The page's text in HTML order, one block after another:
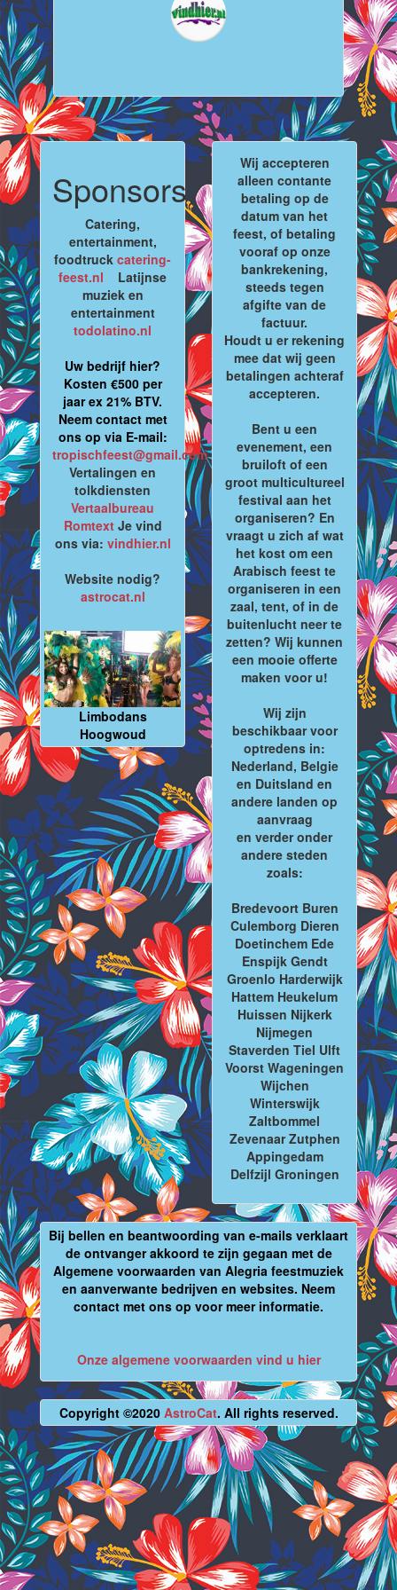
Sponsors
Catering,
entertainment,
foodtruck catering-
feest.nl Latijnse
muziek en
entertainment
todolatino.nl
Uw bedrijf hier?
Kosten €500 per
jaar ex 21% BTV.
Neem contact met
ons op via E-mail:
tropischfeest@gmail.com
Vertalingen en
tolkdiensten
Vertaalbureau
RomtextJe vind
ons via: vindhier.nl
Website nodig?
astrocat.nl
Limbodans
Hoogwoud
Wij accepteren
alleen contante
betaling op de
datum van het
feest, of betaling
vooraf op onze
bankrekening,
steeds tegen
afgifte van de
factuur.
Houdt u er rekening
mee dat wij geen
betalingen achteraf
accepteren.
Bent u een
evenement, een
bruiloft of een
groot multicultureel
festival aan het
organiseren? En
vraagt u zich af wat
het kost om een
Arabisch feest te
organiseren in een
zaal, tent, of in de
buitenlucht neer te
zetten? Wij kunnen
een mooie offerte
maken voor u!
Wij zijn
beschikbaar voor
optredens in:
Nederland, Belgie
en Duitsland en
andere landen op
aanvraag
en verder onder
andere steden
zoals:
Bredevoort Buren
Culemborg Dieren
Doetinchem Ede
Enspijk Gendt
Groenlo Harderwijk
Hattem Heukelum
Huissen Nijkerk
Nijmegen
Staverden Tiel Ulft
Voorst Wageningen
Wijchen
Winterswijk
Zaltbommel
Zevenaar Zutphen
Appingedam
Delfzijl Groningen
Bij bellen en beantwoording van e-mails verklaart
de ontvanger akkoord te zijn gegaan met de
Algemene voorwaarden van Alegria feestmuziek
en aanverwante bedrijven en websites. Neem
contact met ons op voor meer informatie.
Onze algemene voorwaarden vind u hier
Copyright ©2020 AstroCat. All rights reserved.